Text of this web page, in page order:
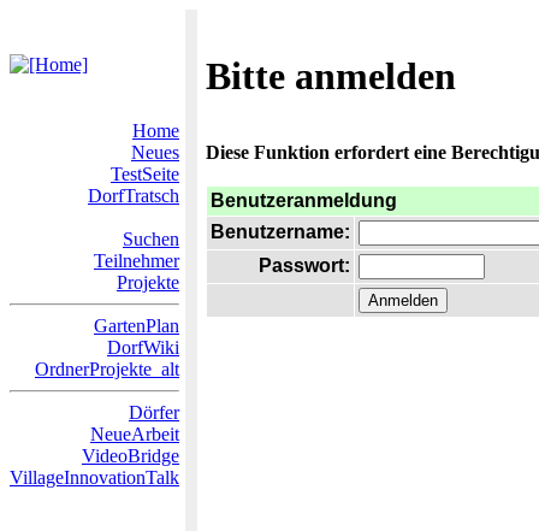
Bitte anmelden
Home
Neues
TestSeite
DorfTratsch
Suchen
Teilnehmer
Projekte
GartenPlan
DorfWiki
OrdnerProjekte_alt
Dörfer
NeueArbeit
VideoBridge
VillageInnovationTalk
Diese Funktion erfordert eine
Benutzeranmeldung
Benutzername:
Passwort: